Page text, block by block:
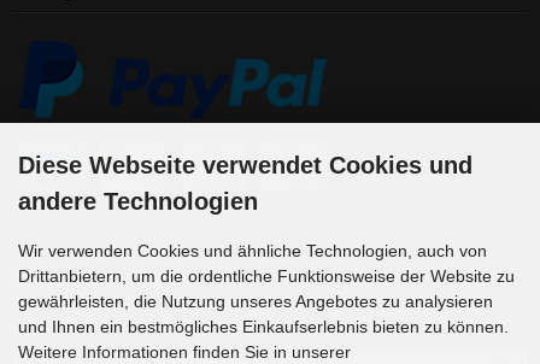
Newsletter-Anmeldung
E-Mail-Adresse:
Diese Webseite verwendet Cookies und
andere Technologien
Wir verwenden Cookies und ähnliche Technologien, auch von
Drittanbietern, um die ordentliche Funktionsweise der Website zu
gewährleisten, die Nutzung unseres Angebotes zu analysieren
und Ihnen ein bestmögliches Einkaufserlebnis bieten zu können.
Weitere Informationen finden Sie in unserer